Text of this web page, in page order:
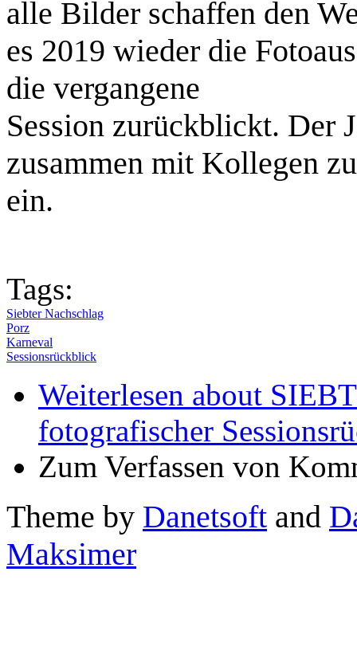
alle Bilder schaffen den
es 2019 wieder die
die vergangene
Session zurückblickt. Der
zusammen mit Kollegen
ein.
Tags:
Siebter Nachschlag
Porz
Karneval
Sessionsrückblick
Weiterlesen about
fotografischer
Zum Verfassen von
Theme by Danetsoft and
Maksimer